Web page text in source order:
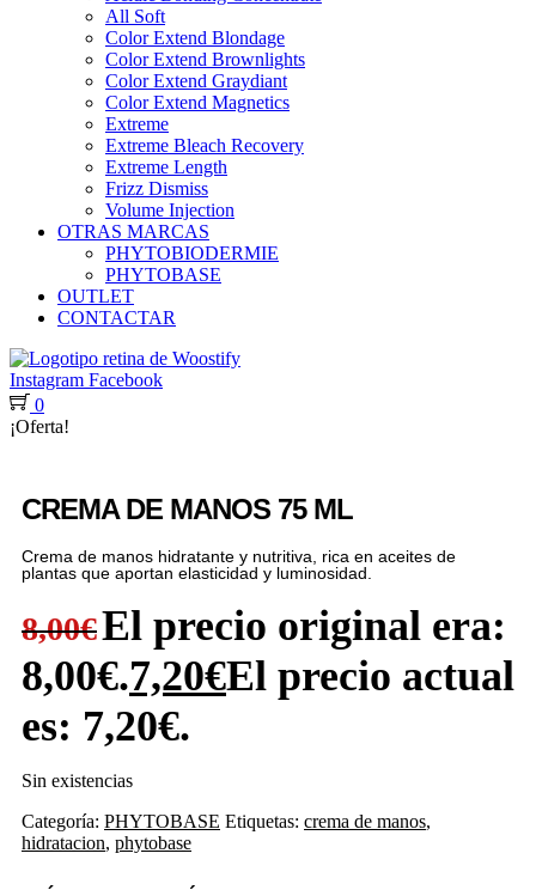
All Soft
Color Extend Blondage
Color Extend Brownlights
Color Extend Graydiant
Color Extend Magnetics
Extreme
Extreme Bleach Recovery
Extreme Length
Frizz Dismiss
Volume Injection
OTRAS MARCAS
PHYTOBIODERMIE
PHYTOBASE
OUTLET
CONTACTAR
Instagram Facebook
0
¡Oferta!
CREMA DE MANOS 75 ML
Crema de manos hidratante y nutritiva, rica en aceites de
plantas que aportan elasticidad y luminosidad.
8,00€El precio original era:
8,00€.7,20€El precio actual
es: 7,20€.
Sin existencias
Categoría: PHYTOBASE Etiquetas: crema de manos,
hidratacion, phytobase